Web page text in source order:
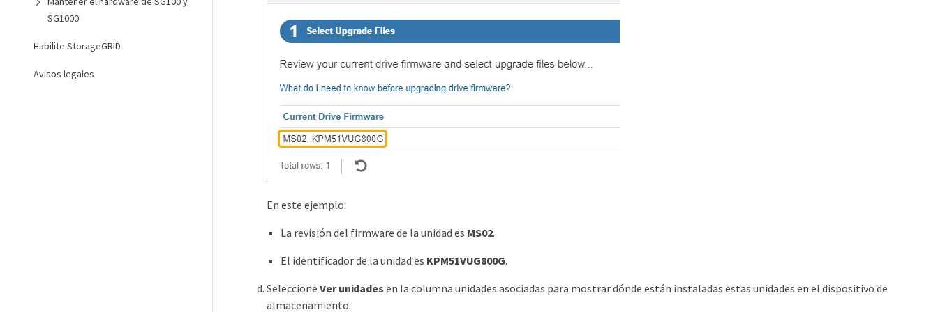
SG1000
Habilite StorageGRID
Avisos legales
En este ejemplo:
La revisión del firmware de la unidad es MS02.
El identificador de la unidad es KPM51VUG800G.
Seleccione Ver unidades en la columna unidades asociadas para mostrar dónde están instaladas estas unidades en el dispositivo de
almacenamiento.